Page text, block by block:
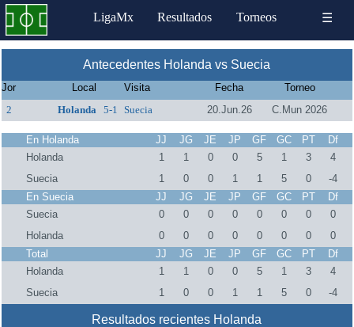
LigaMx Resultados Torneos ☰
Antecedentes Holanda vs Suecia
Jor Local Visita Fecha
Torneo
2
Holanda 5-1 Suecia 20.Jun.26 C.Mun 2026
En Holanda JJ JG JE JP GF GC PT
Df
Holanda
1 1 0 0 5 1 3
4
Suecia
1 0 0 1 1 5 0
-4
En Suecia
JJ JG JE JP GF GC PT
Df
Suecia
0 0 0 0 0 0 0
0
Holanda
0 0 0 0 0 0 0
0
Total
JJ JG JE JP GF GC PT
Df
Holanda
1 1 0 0 5 1 3
4
Suecia
1 0 0 1 1 5 0 -4
Resultados recientes Holanda